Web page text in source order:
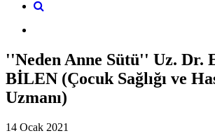
''Neden Anne Sütü'' Uz. Dr.
BİLEN (Çocuk Sağlığı ve
Uzmanı)
14 Ocak 2021